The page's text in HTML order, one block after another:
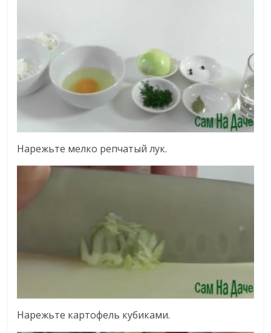
Нарежьте мелко репчатый лук.
Нарежьте картофель кубиками.